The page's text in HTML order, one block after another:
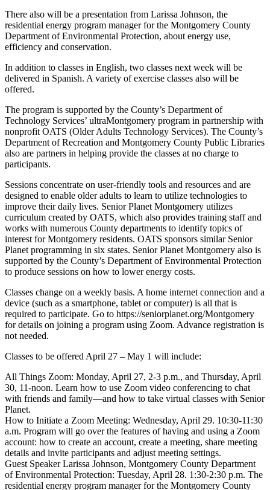
There also will be a presentation from Larissa Johnson, the
residential energy program manager for the Montgomery County
Department of Environmental Protection, about energy use,
efficiency and conservation.
In addition to classes in English, two classes next week will be
delivered in Spanish. A variety of exercise classes also will be
offered.
The program is supported by the County’s Department of
Technology Services’ ultraMontgomery program in partnership with
nonprofit OATS (Older Adults Technology Services). The County’s
Department of Recreation and Montgomery County Public Libraries
also are partners in helping provide the classes at no charge to
participants.
Sessions concentrate on user-friendly tools and resources and are
designed to enable older adults to learn to utilize technologies to
improve their daily lives. Senior Planet Montgomery utilizes
curriculum created by OATS, which also provides training staff and
works with numerous County departments to identify topics of
interest for Montgomery residents. OATS sponsors similar Senior
Planet programming in six states. Senior Planet Montgomery also is
supported by the County’s Department of Environmental Protection
to produce sessions on how to lower energy costs.
Classes change on a weekly basis. A home internet connection and a
device (such as a smartphone, tablet or computer) is all that is
required to participate. Go to https://seniorplanet.org/Montgomery
for details on joining a program using Zoom. Advance registration is
not needed.
Classes to be offered April 27 – May 1 will include:
All Things Zoom: Monday, April 27, 2-3 p.m., and Thursday, April
30, 11-noon. Learn how to use Zoom video conferencing to chat
with friends and family—and how to take virtual classes with Senior
Planet.
How to Initiate a Zoom Meeting: Wednesday, April 29. 10:30-11:30
a.m. Program will go over the features of having and using a Zoom
account: how to create an account, create a meeting, share meeting
details and invite participants and adjust meeting settings.
Guest Speaker Larissa Johnson, Montgomery County Department
of Environmental Protection: Tuesday, April 28. 1:30-2:30 p.m. The
residential energy program manager for the Montgomery County